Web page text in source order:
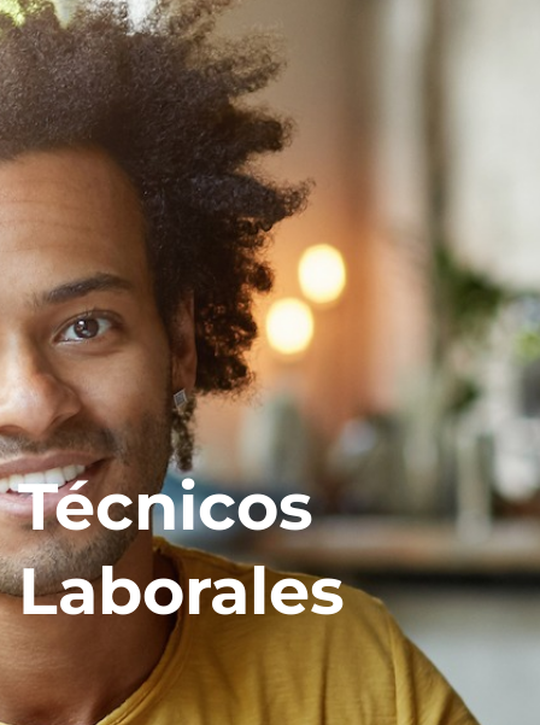
Egresados
Trabajadores
Visitantes
Técnicos
Laborales